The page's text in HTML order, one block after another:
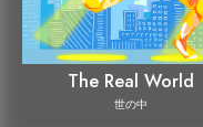
The Real World
世の中